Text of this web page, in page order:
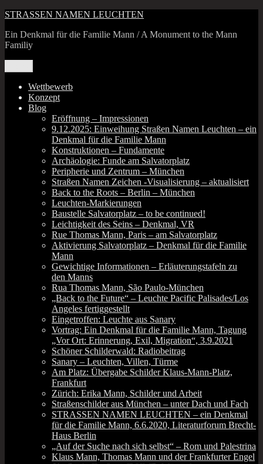
Zum
springen
STRASSEN NAMEN LEUCHTEN
Ein Denkmal für die Familie Mann / A Monument to the Mann
Familiy
Wettbewerb
Konzept
Blog
Eröffnung – Impressionen
9.12.2025: Einweihung Straßen Namen Leuchten – ein
Denkmal für die Familie Mann
Konstruktionen – Fundamente
Archäologie: Funde am Salvatorplatz
Peripherie und Zentrum – München
Straßen Namen Zeichen ‑Visualisierung – aktualisiert
Back to the Roots – Berlin – München
Leuchten-Markierungen
Baustelle Salvatorplatz – to be continued!
Leichtigkeit des Seins – Denkmal, VR
Rue Thomas Mann, Paris – am Salvatorplatz
Aktivierung Salvatorplatz – Denkmal für die Familie
Mann
Gewichtige Informationen – Erläuterungstafeln zu
den Manns
Rua Thomas Mann, São Paulo-München
„Back to the Future“ – Leuchte Pacific Palisades/Los
Angeles fertiggestellt
Eingetroffen: Leuchte aus Sanary
Vortrag: Ein Denkmal für die Familie Mann, Tagung
„Vor Ort: Erinnerung, Exil, Migration“, 3.9.2021
Schöner Schilderwald: Radiobeitrag
Sanary – Leuchten, Villen, Türme
Am Platz: Übergabe Schilder Klaus-Mann-Platz,
Frankfurt
Zürich: Erika Mann, Schilder und Arbeit
Straßenschilder aus München – unter Dach und Fach
STRASSEN NAMEN LEUCHTEN – ein Denkmal
für die Familie Mann, 6.6.2020, Literaturforum Brecht-
Haus Berlin
„Auf der Suche nach sich selbst“ – Rom und Palestrina
Klaus Mann, Thomas Mann und der Frankfurter Engel